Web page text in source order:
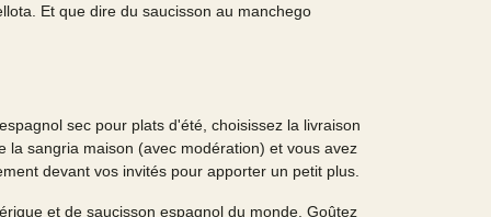
Et que dire du saucisson au manchego
sec pour plats d'été, choisissez la livraison
sangria maison (avec modération) et vous avez
devant vos invités pour apporter un petit plus.
et de saucisson espagnol du monde. Goûtez